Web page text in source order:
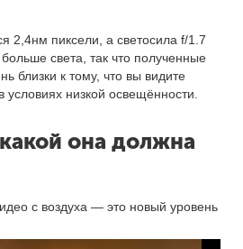
2,4нм пиксели, а светосила f/1.7
больше света, так что полученные
близки к тому, что вы видите
низкой освещённости.
она должна
с воздуха — это новый уровень